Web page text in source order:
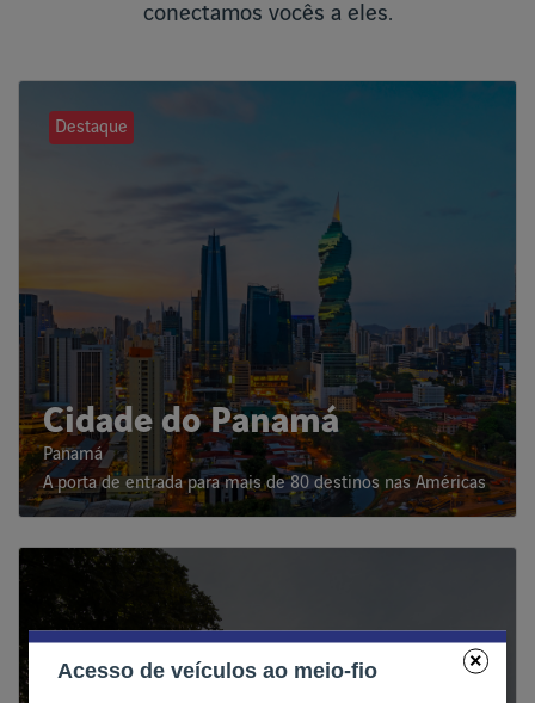
conectamos vocês a eles.
Destaque
Cidade do Panamá
Panamá
A porta de entrada para mais de 80 destinos nas Américas
Acesso de veículos ao meio-fio ×